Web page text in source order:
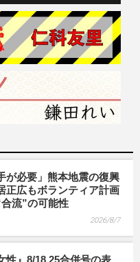
が必要」熊本地震の復興
正広もボランティア計画
流”の可能性
2026/8/7
性』8/18,25合併号の表